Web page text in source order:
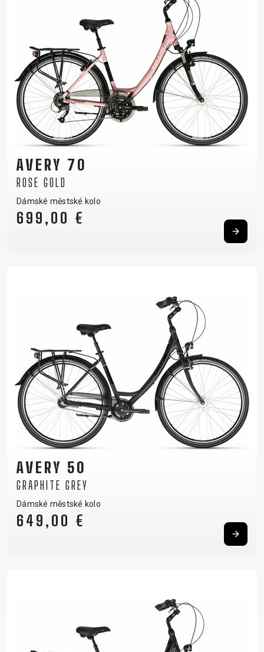
AVERY 70
ROSE GOLD
Dámské městské kolo
699,00 €
AVERY 50
GRAPHITE GREY
Dámské městské kolo
649,00 €